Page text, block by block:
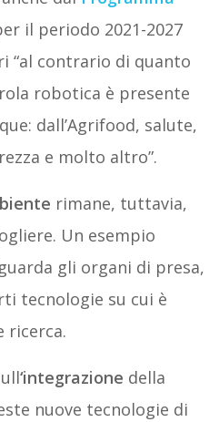
il periodo 2021-2027
“al contrario di quanto
robotica è presente
dall’Agrifood, salute,
e molto altro”.
rimane, tuttavia,
Un esempio
gli organi di presa,
tecnologie su cui è
ricerca.
‘integrazione della
nuove tecnologie di